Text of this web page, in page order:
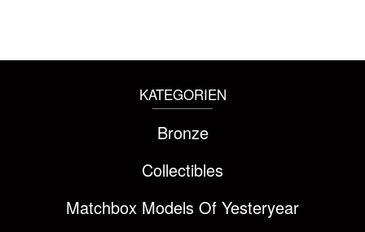
KATEGORIEN
Bronze
Collectibles
Matchbox Models Of Yesteryear